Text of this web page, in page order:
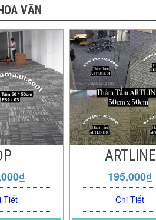
VĂN
Tiết
ARTLINE
195,000₫
Chi Tiết